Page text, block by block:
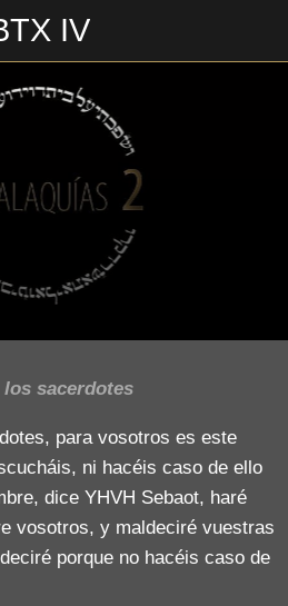
IV
los sacerdotes
para vosotros es este
ni hacéis caso de ello
dice YHVH Sebaot, haré
vosotros, y maldeciré vuestras
porque no hacéis caso de